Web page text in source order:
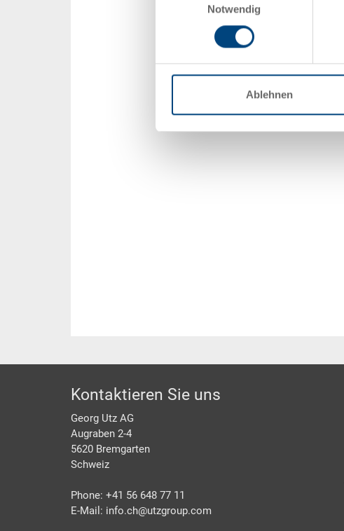
Notwendig
Ablehnen
Footer
Kontaktieren Sie uns
Georg Utz AG
Augraben 2-4
5620 Bremgarten
Schweiz
Phone: +41 56 648 77 11
E-Mail: info.ch@utzgroup.com